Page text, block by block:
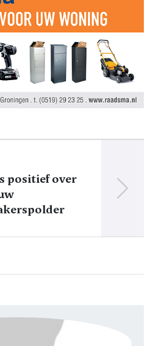
positief over